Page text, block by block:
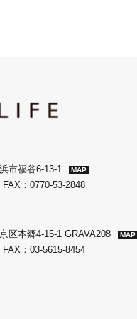
市福谷6-13-1
MAP
：0770-53-2848
区本郷4-15-1 GRAVA208
MAP
：03-5615-8454